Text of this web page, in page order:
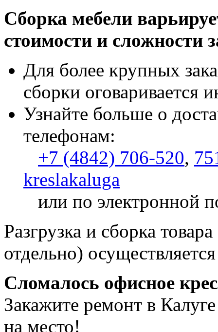
Сборка мебели
стоимости и сложности
Для более крупных
сборки оговаривается
Узнайте больше о
телефонам:
+7 (4842) 706-520,
kreslakaluga
или по электронной
Разгрузка и сборка
отдельно)
Сломалось офисное
Закажите ремонт в
на место!